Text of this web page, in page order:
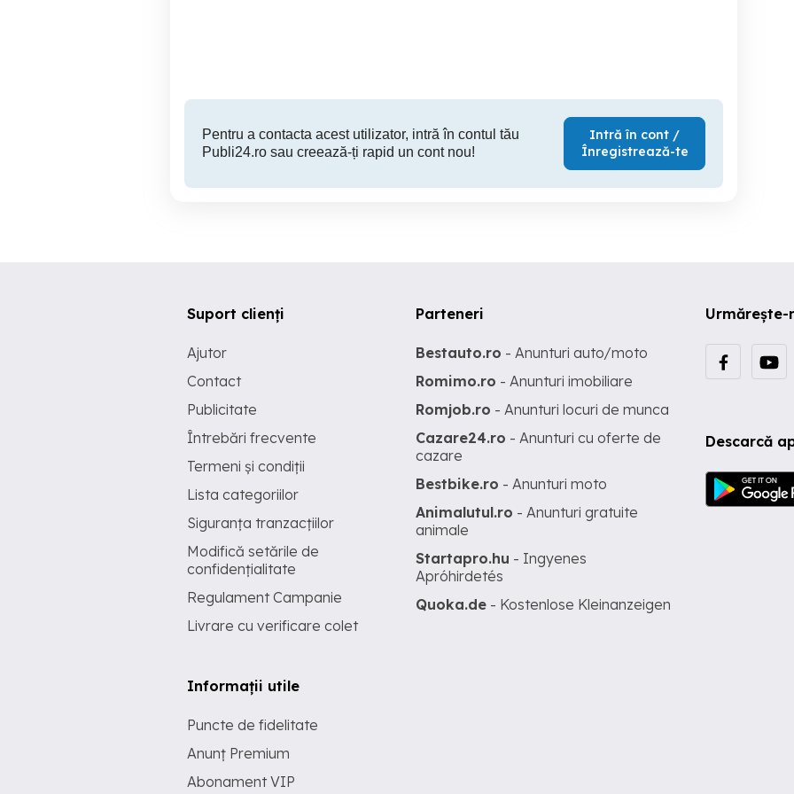
Pentru a contacta acest utilizator, intră în contul tău
Publi24.ro sau creează-ți rapid un cont nou!
Intră în cont /
Înregistrează-te
Urmărește-
Descarcă
Suport clienți
Ajutor
Contact
Publicitate
Întrebări frecvente
Termeni și condiții
Lista categoriilor
Siguranța tranzacțiilor
Modifică setările de
confidențialitate
Regulament Campanie
Livrare cu verificare colet
Informații utile
Puncte de fidelitate
Anunț Premium
Abonament VIP
Parteneri
Bestauto.ro - Anunturi auto/moto
Romimo.ro - Anunturi imobiliare
Romjob.ro - Anunturi locuri de munca
Cazare24.ro - Anunturi cu oferte de
cazare
Bestbike.ro - Anunturi moto
Animalutul.ro - Anunturi gratuite
animale
Startapro.hu - Ingyenes
Apróhirdetés
Quoka.de - Kostenlose Kleinanzeigen